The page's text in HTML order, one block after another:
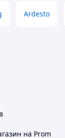
Ardesto
на Prom